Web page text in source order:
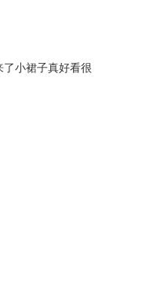
小裙子真好看很